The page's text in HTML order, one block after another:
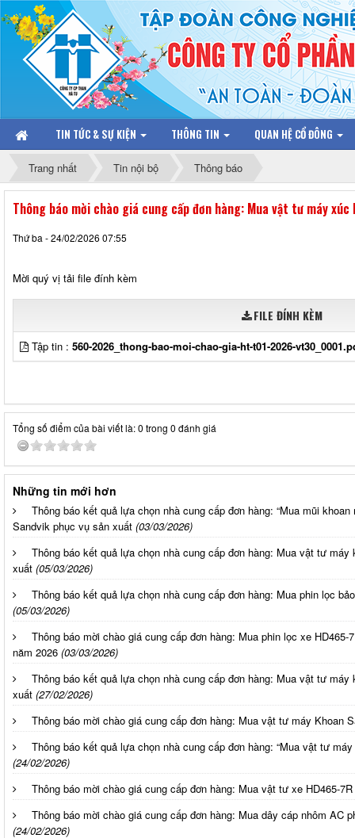
TIN TỨC & SỰ KIỆN THÔNG TIN QUAN HỆ CỔ ĐÔNG
Trang nhất Tin nội bộ Thông báo
Thông báo mời chào giá cung cấp đơn hàng: Mua vật tư máy
Thứ ba - 24/02/2026 07:55
Mời quý vị tải file đính kèm
FILE ĐÍNH KÈM
Tập tin : 560-2026_thong-bao-moi-chao-gia-ht-t01-2026-
Tổng số điểm của bài viết là: 0 trong 0 đánh giá
Những tin mới hơn
Thông báo kết quả lựa chọn nhà cung cấp đơn hàng: “Mua mũi
Sandvik phục vụ sản xuất (03/03/2026)
Thông báo kết quả lựa chọn nhà cung cấp đơn hàng: Mua vật tư
xuất (05/03/2026)
Thông báo kết quả lựa chọn nhà cung cấp đơn hàng: Mua phin lọc
(05/03/2026)
Thông báo mời chào giá cung cấp đơn hàng: Mua phin lọc xe
năm 2026 (03/03/2026)
Thông báo kết quả lựa chọn nhà cung cấp đơn hàng: Mua vật tư
xuất (27/02/2026)
Thông báo mời chào giá cung cấp đơn hàng: Mua vật tư máy Khoan
Thông báo kết quả lựa chọn nhà cung cấp đơn hàng: “Mua vật tư
(24/02/2026)
Thông báo mời chào giá cung cấp đơn hàng: Mua vật tư xe HD465-
Thông báo mời chào giá cung cấp đơn hàng: Mua dây cáp nhôm AC
(24/02/2026)